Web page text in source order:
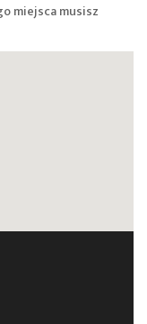
miejsca musisz